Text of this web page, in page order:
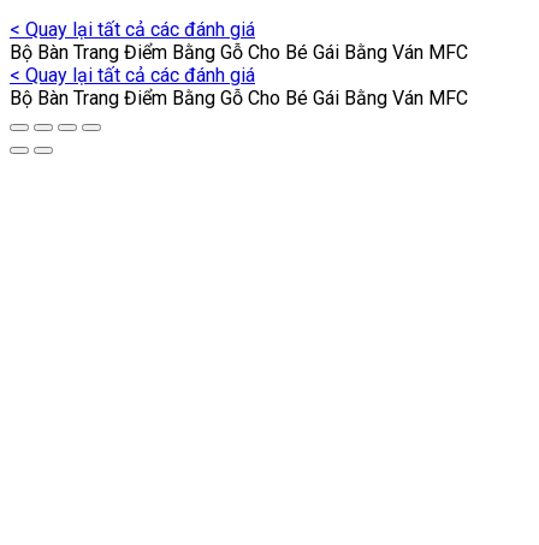
< Quay lại tất cả các đánh giá
Bộ Bàn Trang Điểm Bằng Gỗ Cho Bé Gái Bằng Ván MFC
< Quay lại tất cả các đánh giá
Bộ Bàn Trang Điểm Bằng Gỗ Cho Bé Gái Bằng Ván MFC